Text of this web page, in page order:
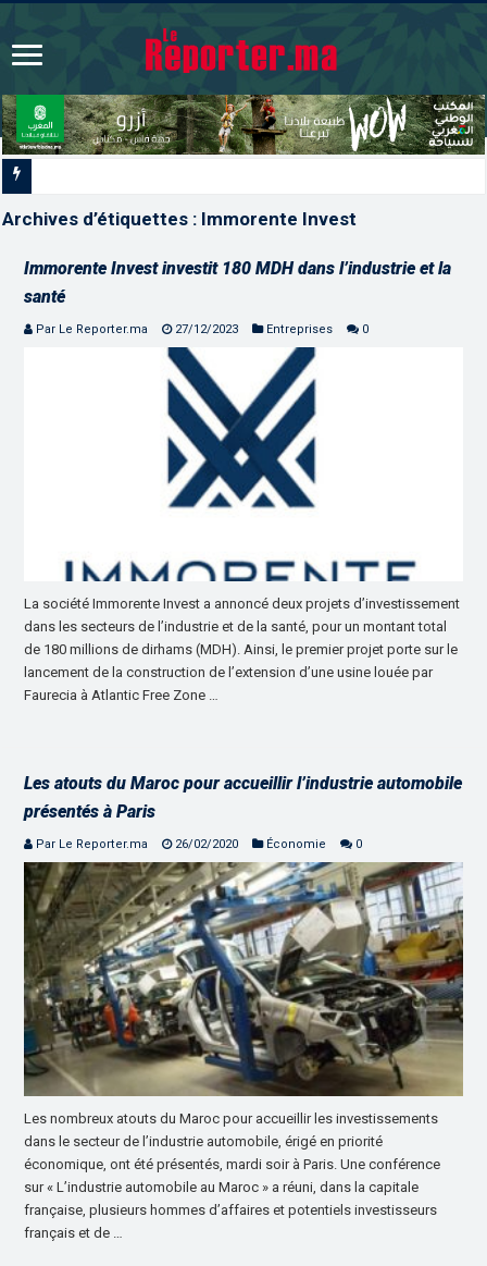
Archives d’étiquettes : Immorente Invest
Immorente Invest investit 180 MDH dans l’industrie et la
santé
Par Le Reporter.ma 27/12/2023 Entreprises 0
La société Immorente Invest a annoncé deux projets d’investissement
dans les secteurs de l’industrie et de la santé, pour un montant total
de 180 millions de dirhams (MDH). Ainsi, le premier projet porte sur le
lancement de la construction de l’extension d’une usine louée par
Faurecia à Atlantic Free Zone …
Les atouts du Maroc pour accueillir l’industrie automobile
présentés à Paris
Par Le Reporter.ma 26/02/2020 Économie 0
Les nombreux atouts du Maroc pour accueillir les investissements
dans le secteur de l’industrie automobile, érigé en priorité
économique, ont été présentés, mardi soir à Paris. Une conférence
sur « L’industrie automobile au Maroc » a réuni, dans la capitale
française, plusieurs hommes d’affaires et potentiels investisseurs
français et de …